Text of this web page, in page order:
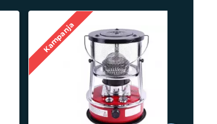
Kampanja